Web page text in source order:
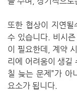
또한 협상이 지연될
수 있습니다. 비시
이 필요한데, 계약
리에 어려움이 생길
칠 늦는 문제”가 아
요소가 됩니다.